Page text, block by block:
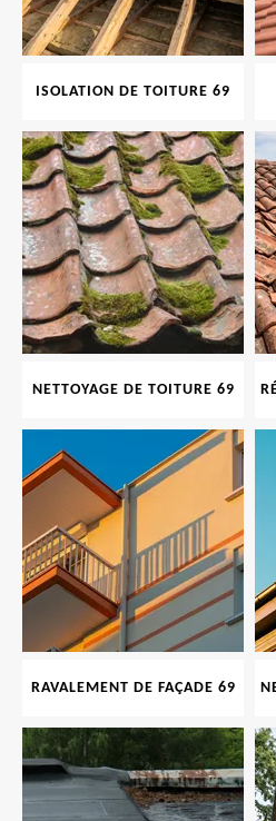
ISOLATION DE TOITURE 69
NETTOYAGE DE TOITURE 69
RAVALEMENT DE FAÇADE 69